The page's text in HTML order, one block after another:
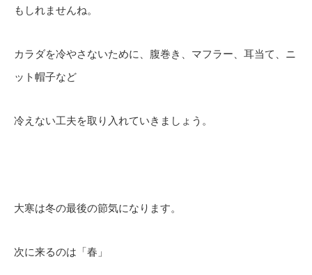
もしれませんね。
カラダを冷やさないために、腹巻き、マフラー、耳当て、ニ
ット帽子など
冷えない工夫を取り入れていきましょう。
大寒は冬の最後の節気になります。
次に来るのは「春」